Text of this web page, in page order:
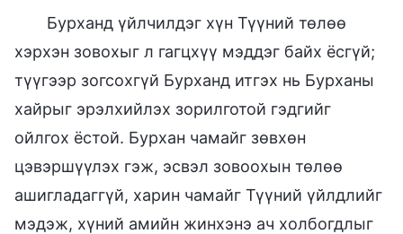
Бурханд үйлчилдэг хүн Түүний төлөө
хэрхэн зовохыг л гагцхүү мэддэг байх ёсгүй;
түүгээр зогсохгүй Бурханд итгэх нь Бурханы
хайрыг эрэлхийлэх зорилготой гэдгийг
ойлгох ёстой. Бурхан чамайг зөвхөн
цэвэршүүлэх гэж, эсвэл зовоохын төлөө
ашигладаггүй, харин чамайг Түүний үйлдлийг
мэдэж, хүний амийн жинхэнэ ач холбогдлыг